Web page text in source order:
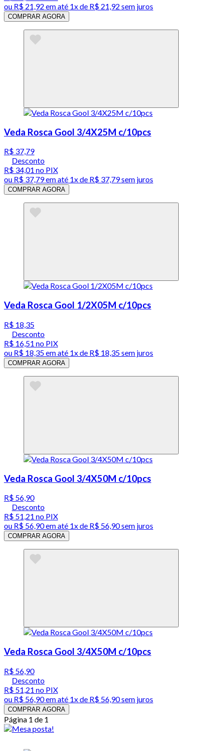
ou R$ 21,92 em até 1x de R$ 21,92 sem juros
COMPRAR AGORA
Veda Rosca Gool 3/4X25M c/10pcs
R$ 37,79
Desconto
R$ 34,01 no PIX
ou R$ 37,79em até 1x de R$ 37,79sem juros
COMPRAR AGORA
Veda Rosca Gool 1/2X05M c/10pcs
R$ 18,35
Desconto
R$ 16,51 no PIX
ou R$ 18,35em até 1x de R$ 18,35sem juros
COMPRAR AGORA
Veda Rosca Gool 3/4X50M c/10pcs
R$ 56,90
Desconto
R$ 51,21 no PIX
ou R$ 56,90em até 1x de R$ 56,90sem juros
COMPRAR AGORA
Veda Rosca Gool 3/4X50M c/10pcs
R$ 56,90
Desconto
R$ 51,21 no PIX
ou R$ 56,90em até 1x de R$ 56,90sem juros
COMPRAR AGORA
Página 1 de 1